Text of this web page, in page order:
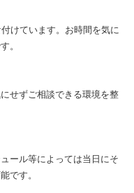
けています。お時間を気に
。
せずご相談できる環境を整
ール等によっては当日にそ
です。